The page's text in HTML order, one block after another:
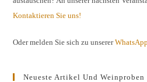
Kontaktieren Sie uns!
Oder melden Sie sich zu unserer
Neueste Artikel Und Weinproben